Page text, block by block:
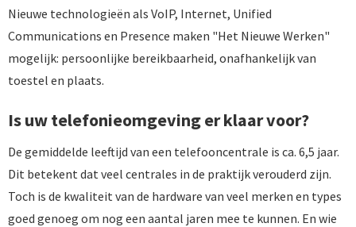
Nieuwe technologieën als VoIP, Internet, Unified
Communications en Presence maken "Het Nieuwe Werken"
mogelijk: persoonlijke bereikbaarheid, onafhankelijk van
toestel en plaats.
Is uw telefonieomgeving er klaar voor?
De gemiddelde leeftijd van een telefooncentrale is ca. 6,5 jaar.
Dit betekent dat veel centrales in de praktijk verouderd zijn.
Toch is de kwaliteit van de hardware van veel merken en types
goed genoeg om nog een aantal jaren mee te kunnen. En wie